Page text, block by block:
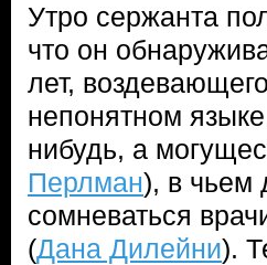
Утро сержанта
что он
лет,
непонятном
нибудь, а
Перлман), в чьем
сомневаться
(Дана Дилейни).